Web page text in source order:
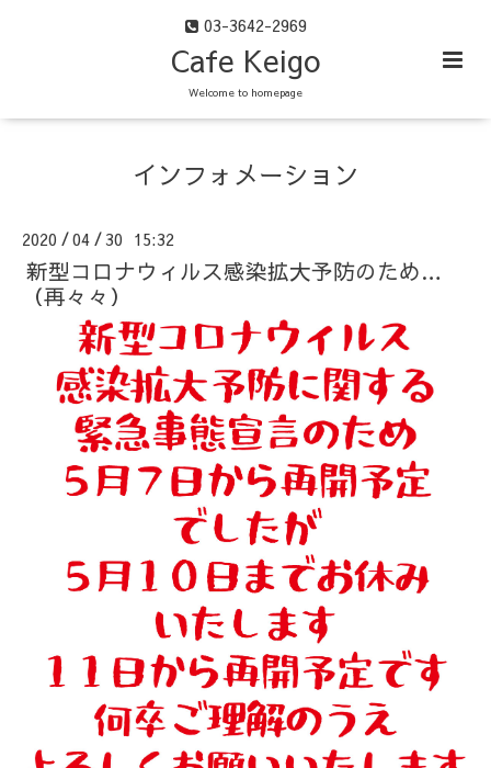
03-3642-2969
Cafe Keigo
Welcome to homepage
インフォメーション
2020 /04 /30 15:32
新型コロナウィルス感染拡大予防のため…
（再々々）